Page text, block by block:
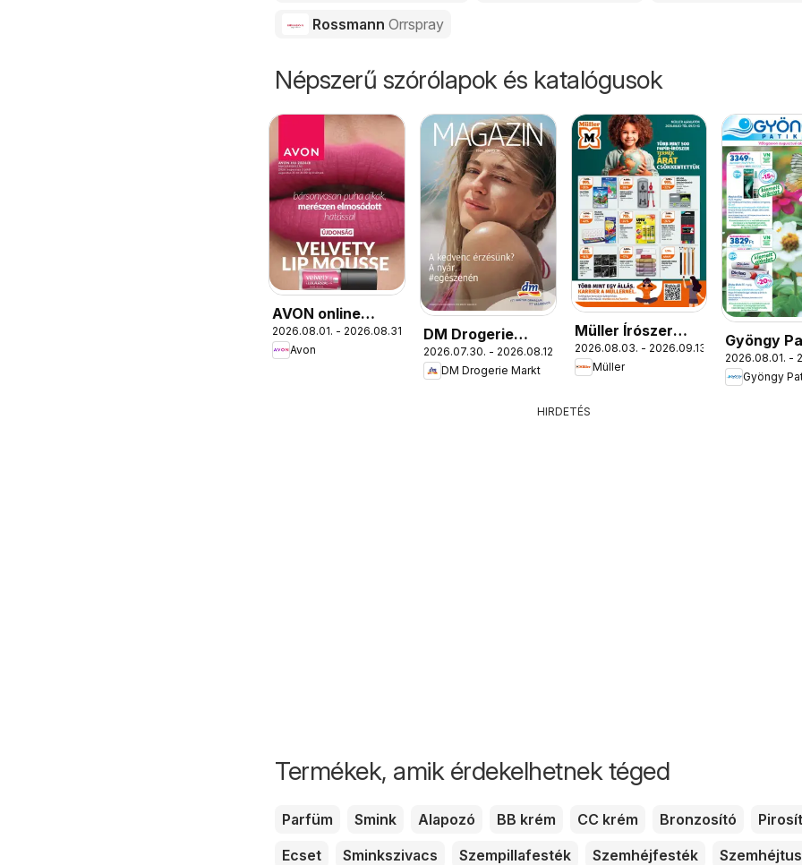
Rossmann Orrspray
Népszerű szórólapok és katalógusok
AVON online
katalógus 2026
augusztusi
2026.08.01. - 2026.08.31.
Avon
DM Drogerie
Markt akciós
újság
2026.07.30. - 2026.08.12.
DM Drogerie Markt
Müller Írószer
ajánlatok
2026.08.03. - 2026.09.13.
Müller
Gyöngy
akciós
2026.08.01. -
Gyöngy
HIRDETÉS
Termékek, amik érdekelhetnek téged
Parfüm Smink Alapozó BB krém CC krém Bronzosító
Ecset
Sminkszivacs Szempillafesték Szemhéjfesték
Szemhéjtus